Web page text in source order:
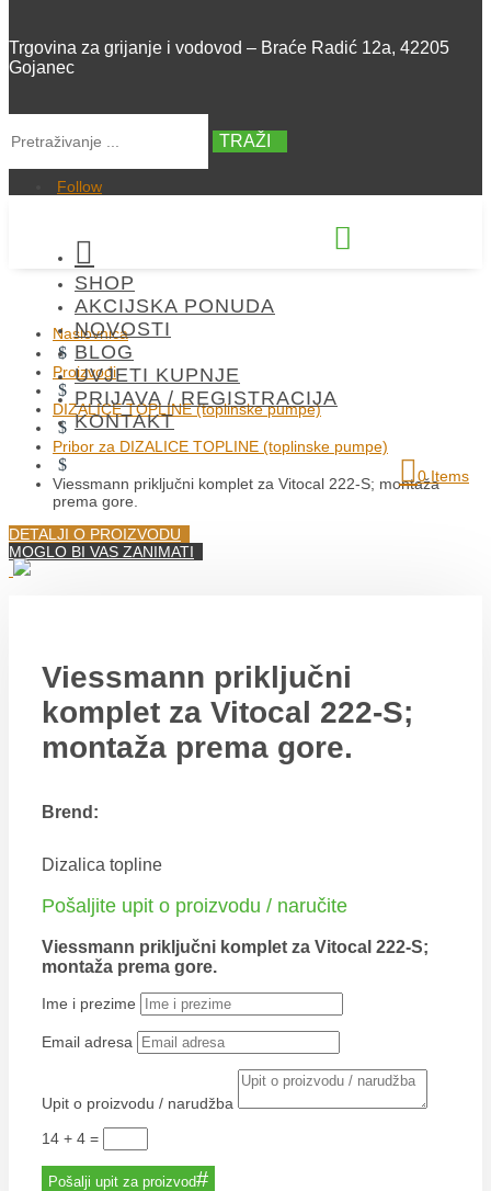
Trgovina za grijanje i vodovod – Braće Radić 12a, 42205
Gojanec
TRAŽI
Follow


SHOP
AKCIJSKA PONUDA
NOVOSTI
BLOG
UVJETI KUPNJE
PRIJAVA / REGISTRACIJA
KONTAKT
0 Items
Naslovnica
$
Proizvodi
$
DIZALICE TOPLINE (toplinske pumpe)
$
Pribor za DIZALICE TOPLINE (toplinske pumpe)
$
Viessmann priključni komplet za Vitocal 222-S; montaža
prema gore.
DETALJI O PROIZVODU
MOGLO BI VAS ZANIMATI
Viessmann priključni
komplet za Vitocal 222-S;
montaža prema gore.
Brend:
Dizalica topline
Pošaljite upit o proizvodu / naručite
Viessmann priključni komplet za Vitocal 222-S;
montaža prema gore.
Ime i prezime
Email adresa
Upit o proizvodu / narudžba
14 + 4 =
Pošalji upit za proizvod